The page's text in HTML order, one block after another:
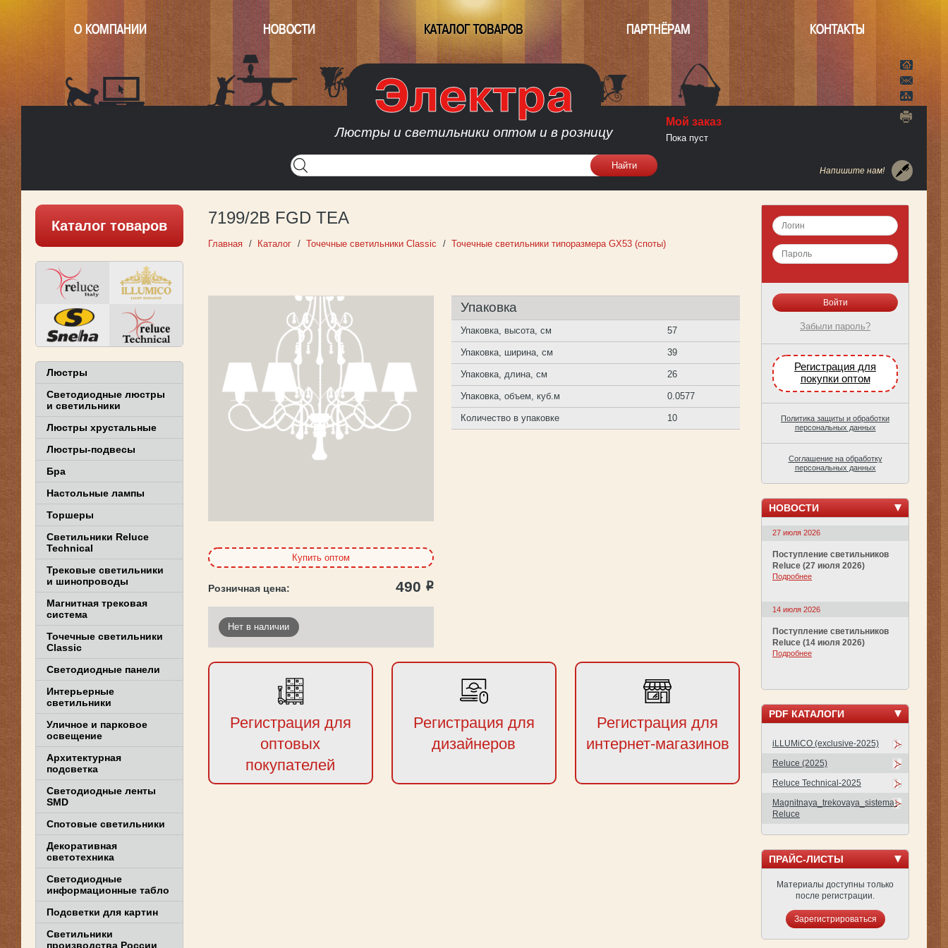
О КОМПАНИИ НОВОСТИ КАТАЛОГ ТОВАРОВ ПАРТНЁРАМ КОНТАКТЫ
Люстры и светильники оптом и в розницу
Написать нам
Карта
Напишите нам!
Мой заказ
Пока пуст
7199/2B FGD TEA
Главная Каталог Точечные светильники Classic Точечные светильники типоразмера GX53 (споты)
Купить оптом
490 Р
Нет в наличии
Упаковка
Упаковка, высота, см 57
Упаковка, ширина, см 39
Упаковка, длина, см 26
Упаковка, объем, куб.м 0.0577
Количество в упаковке 10
Регистрация для
оптовых
покупателей
Регистрация для
дизайнеров
Регистрация для
интернет-магазинов
Каталог товаров
Люстры
Светодиодные люстры
и светильники
Люстры хрустальные
Люстры-подвесы
Бра
Настольные лампы
Торшеры
Светильники Reluce
Technical
Трековые светильники
и шинопроводы
Магнитная трековая
система
Точечные светильники
Classic
Светодиодные панели
Интерьерные
светильники
Уличное и парковое
освещение
Архитектурная
подсветка
Светодиодные ленты
SMD
Спотовые светильники
Декоративная
светотехника
Светодиодные
информационные табло
Подсветки для картин
Светильники
производства России
Забыли пароль?
Регистрация для
покупки оптом
Политика защиты и обработки
персональных данных
Соглашение на обработку
персональных данных
НОВОСТИ
27 июля 2026
Поступление светильников
Reluce (27 июля 2026)
Подробнее
14 июля 2026
Поступление светильников
Reluce (14 июля 2026)
Подробнее
PDF КАТАЛОГИ
iLLUMiCO (exclusive-2025)
Reluce (2025)
Reluce Technical-2025
Magnitnaya_trekovaya_sistema-
Reluce
ПРАЙС-ЛИСТЫ
Материалы доступны только
после регистрации.
Зарегистрироваться